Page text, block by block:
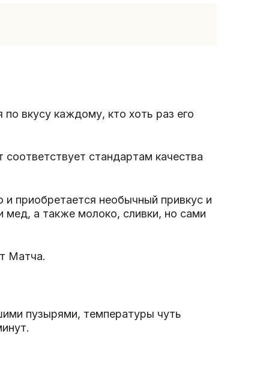
вкусу каждому, кто хоть раз его
стандартам качества
приобретается необычный привкус и
мед, а также молоко, сливки, но сами
Матча.
пузырями, температуры чуть